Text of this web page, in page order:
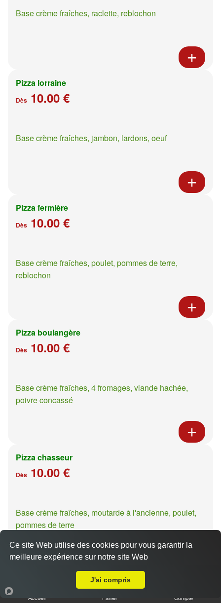
Base crème fraîches, raclette, reblochon
Pizza lorraine
Dès 10.00 €
Base crème fraîches, jambon, lardons, oeuf
Pizza fermière
Dès 10.00 €
Base crème fraîches, poulet, pommes de terre,
reblochon
Pizza boulangère
Dès 10.00 €
Base crème fraîches, 4 fromages, viande hachée,
poivre concassé
Pizza chasseur
Dès 10.00 €
Base crème fraîches, moutarde à l'ancienne, poulet,
pommes de terre
10.00 €
Accueil Panier Compte
Ce site Web utilise des cookies pour vous garantir la
meilleure expérience sur notre site Web
J'ai compris